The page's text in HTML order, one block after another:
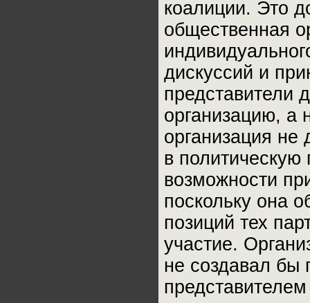
коалиции. Это
общественная
дискуссий и
представители
организацию, а
организация не
в политическую
возможности
поскольку она
позиций тех
участие.
не создавал бы